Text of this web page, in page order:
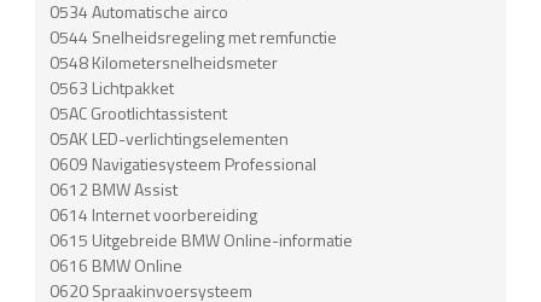
0534 Automatische airco
0544 Snelheidsregeling met remfunctie
0548 Kilometersnelheidsmeter
0563 Lichtpakket
05AC Grootlichtassistent
05AK LED-verlichtingselementen
0609 Navigatiesysteem Professional
0612 BMW Assist
0614 Internet voorbereiding
0615 Uitgebreide BMW Online-informatie
0616 BMW Online
0620 Spraakinvoersysteem